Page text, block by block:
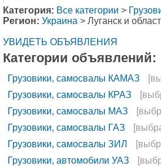
Категория: Все категории >
Регион: Украина > Луганск и
УВИДЕТЬ ОБЪЯВЛЕНИЯ
Категории объявлений:
Грузовики, самосвалы КАМАЗ
Грузовики, самосвалы КРАЗ
Грузовики, самосвалы МАЗ
Грузовики, самосвалы ГАЗ
Грузовики, самосвалы ЗИЛ
Грузовики, автомобили УАЗ